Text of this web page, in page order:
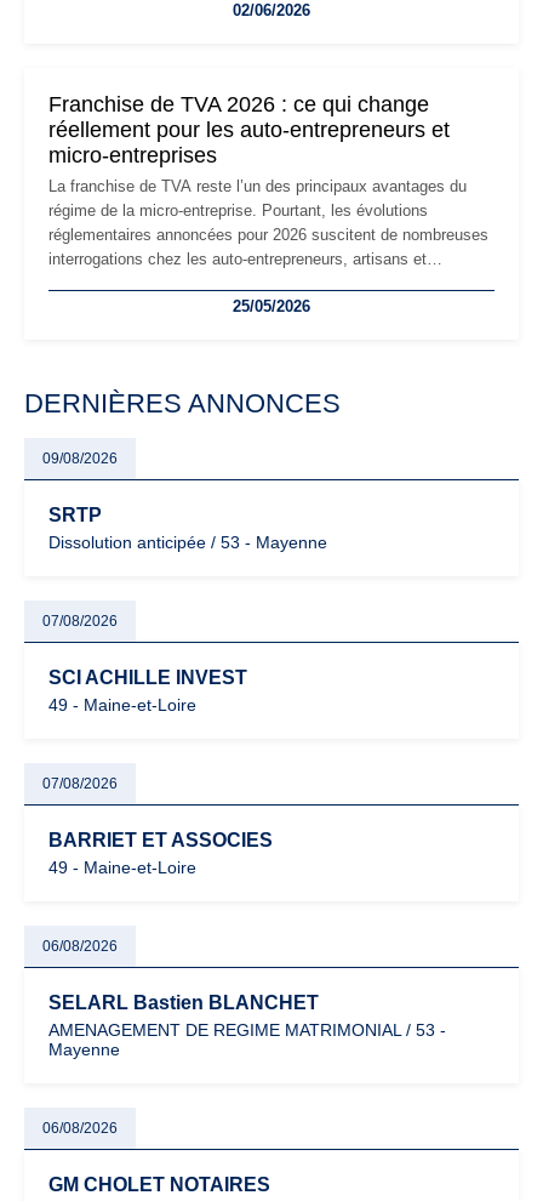
les auto-entrepreneurs devront s'adapter à un environnement
02/06/2026
Franchise de TVA 2026 : ce qui change
réellement pour les auto-entrepreneurs et
micro-entreprises
La franchise de TVA reste l’un des principaux avantages du
régime de la micro-entreprise. Pourtant, les évolutions
réglementaires annoncées pour 2026 suscitent de nombreuses
interrogations chez les auto-entrepreneurs, artisans et
facturation ou risque de bascule vers la TVA : les règles
25/05/2026
DERNIÈRES ANNONCES
09/08/2026
SRTP
Dissolution anticipée / 53 - Mayenne
07/08/2026
SCI ACHILLE INVEST
49 - Maine-et-Loire
07/08/2026
BARRIET ET ASSOCIES
49 - Maine-et-Loire
06/08/2026
SELARL Bastien BLANCHET
AMENAGEMENT DE REGIME MATRIMONIAL / 53 -
Mayenne
06/08/2026
GM CHOLET NOTAIRES